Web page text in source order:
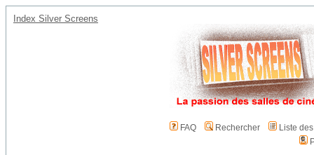
Index Silver Screens
FAQ Rechercher
Liste